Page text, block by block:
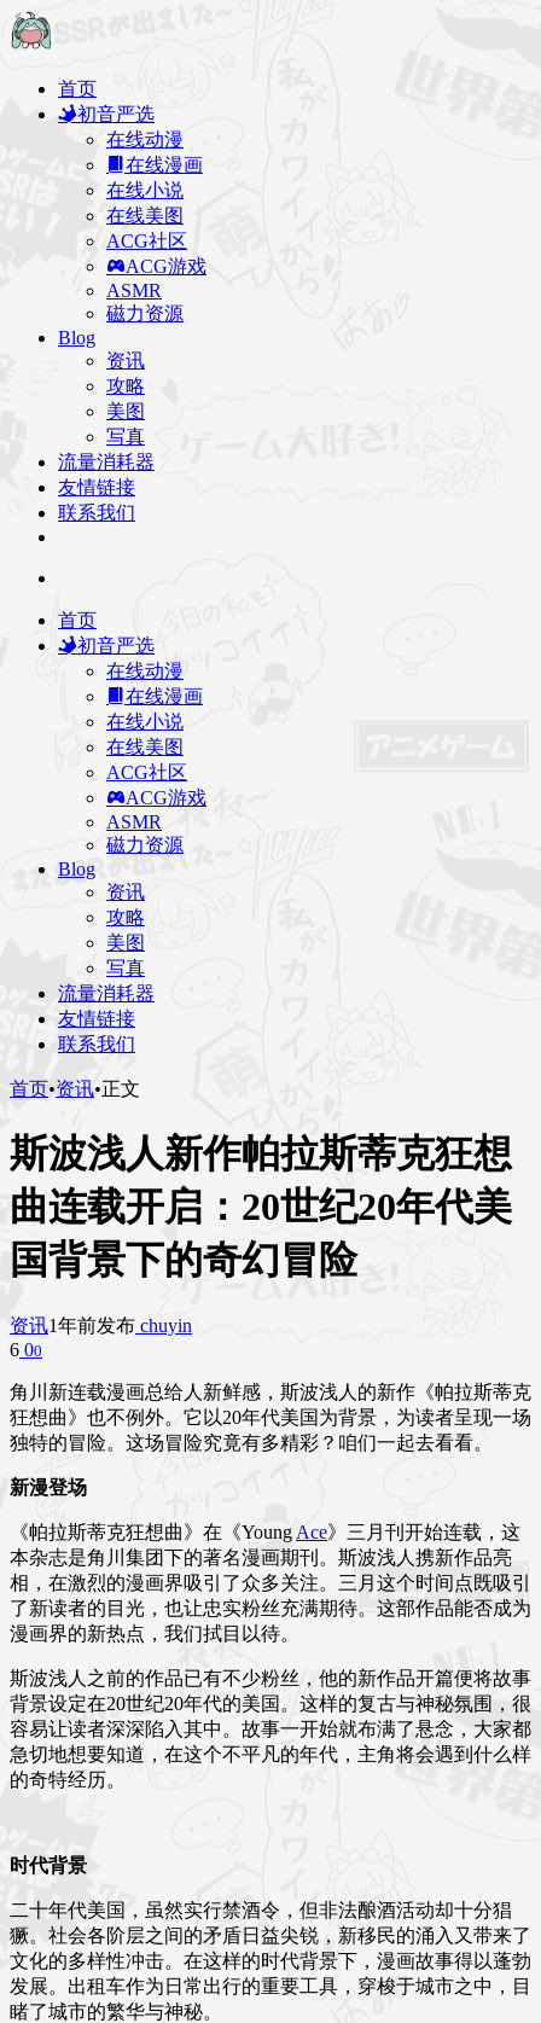
首页
初音严选
在线动漫
在线漫画
在线小说
在线美图
ACG社区
ACG游戏
ASMR
磁力资源
Blog
资讯
攻略
美图
写真
流量消耗器
友情链接
联系我们
首页
初音严选
在线动漫
在线漫画
在线小说
在线美图
ACG社区
ACG游戏
ASMR
磁力资源
Blog
资讯
攻略
美图
写真
流量消耗器
友情链接
联系我们
首页•资讯•正文
斯波浅人新作帕拉斯蒂克狂想
曲连载开启：20世纪20年代美
国背景下的奇幻冒险
资讯1年前发布 chuyin
6 00
角川新连载漫画总给人新鲜感，斯波浅人的新作《帕拉斯蒂克
狂想曲》也不例外。它以20年代美国为背景，为读者呈现一场
独特的冒险。这场冒险究竟有多精彩？咱们一起去看看。
新漫登场
《帕拉斯蒂克狂想曲》在《Young Ace》三月刊开始连载，这
本杂志是角川集团下的著名漫画期刊。斯波浅人携新作品亮
相，在激烈的漫画界吸引了众多关注。三月这个时间点既吸引
了新读者的目光，也让忠实粉丝充满期待。这部作品能否成为
漫画界的新热点，我们拭目以待。
斯波浅人之前的作品已有不少粉丝，他的新作品开篇便将故事
背景设定在20世纪20年代的美国。这样的复古与神秘氛围，很
容易让读者深深陷入其中。故事一开始就布满了悬念，大家都
急切地想要知道，在这个不平凡的年代，主角将会遇到什么样
的奇特经历。
时代背景
二十年代美国，虽然实行禁酒令，但非法酿酒活动却十分猖
獗。社会各阶层之间的矛盾日益尖锐，新移民的涌入又带来了
文化的多样性冲击。在这样的时代背景下，漫画故事得以蓬勃
发展。出租车作为日常出行的重要工具，穿梭于城市之中，目
睹了城市的繁华与神秘。